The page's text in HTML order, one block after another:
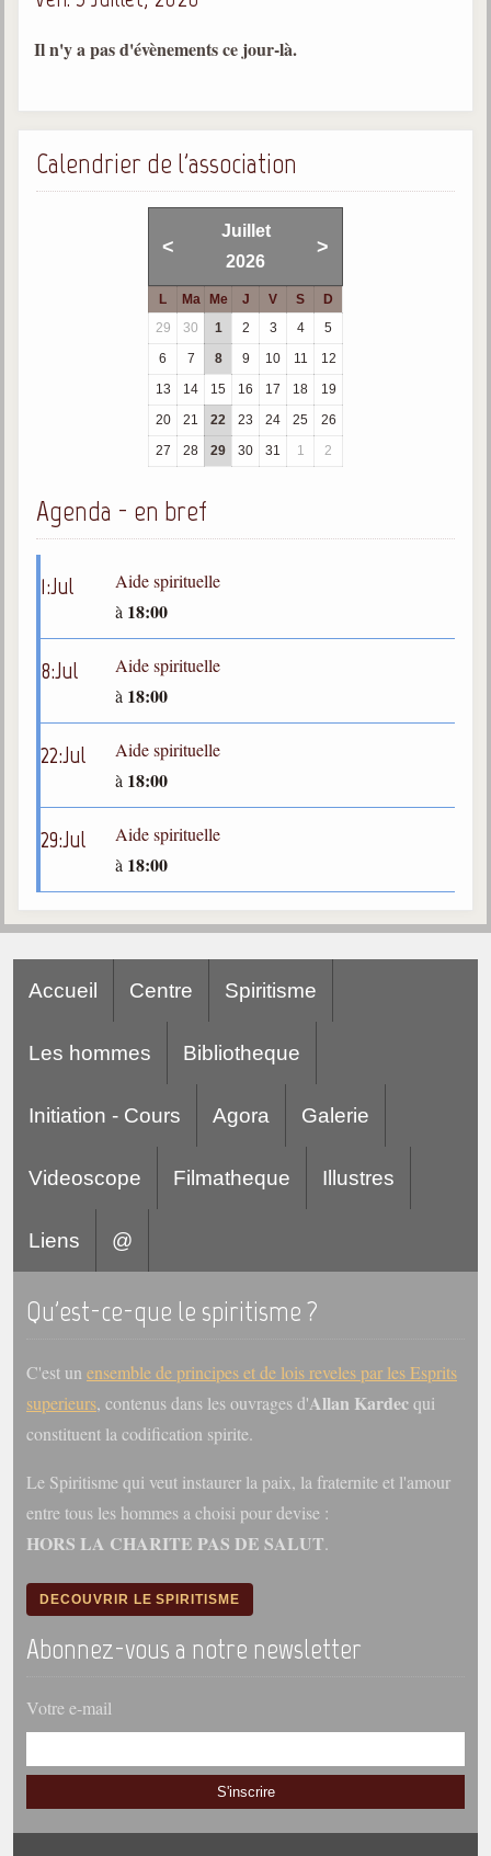
1910-2002
Divaldo Franco
1927-2025
Ouvrages
Bulletins "Le Spiritisme"
Journal trimestriel
Newsletters
Sujets du mois
Maximes
séance d'aide spirituelle
Enseignement
L'Agora
Posez-nous des questions
Consultez les réponses
Posez votre question
Galerie photos
Filmothèque
Les Illustrés
Vidéos courtes de Divaldo
Belgique, Lux. et Canada
Fédérations spirites
Il n'y a pas d'évènements ce jour-là.
Calendrier de l'association
<
Juillet
2026
>
L Ma Me J V S
D
29
30 1 2 3 4
5
6
7 8 9 10 11
12
13
14 15 16 17 18
19
20
21 22 23 24 25
26
27
28 29 30 31 1 2
Agenda - en bref
1:Jul
Aide spirituelle
à 18:00
8:Jul
Aide spirituelle
à 18:00
22:Jul
Aide spirituelle
à 18:00
29:Jul
Aide spirituelle
à 18:00
Accueil Centre Spiritisme
Les hommes Bibliotheque
Initiation - Cours Agora Galerie
Videoscope Filmatheque Illustres
Liens @
Qu'est-ce-que le spiritisme ?
C'est un ensemble de principes et de lois reveles par les Esprits
superieurs, contenus dans les ouvrages d'Allan Kardecqui
constituent la codification spirite.
Le Spiritisme qui veut instaurer la paix, la fraternite et l'amour
entre tous les hommes a choisi pour devise :
HORS LA CHARITE PAS DE SALUT.
DECOUVRIR LE SPIRITISME
Abonnez-vous a notre newsletter
Votre e-mail
S'inscrire